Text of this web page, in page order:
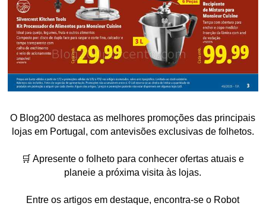
O Blog200 destaca as melhores promoções das principais
lojas em Portugal, com antevisões exclusivas de folhetos.
🛒 Apresente o folheto para conhecer ofertas atuais e
planeie a próxima visita às lojas.
Entre os artigos em destaque, encontra-se o Robot